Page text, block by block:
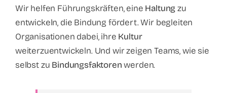
Wir helfen Führungskräften, eine Haltungzu
entwickeln, die Bindung fördert. Wir begleiten
Organisationen dabei, ihre Kultur
weiterzuentwickeln. Und wir zeigen Teams, wie sie
selbst zu Bindungsfaktorenwerden.